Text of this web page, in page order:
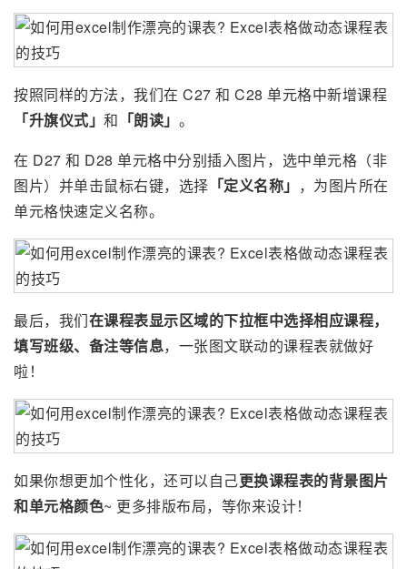
按照同样的方法，我们在 C27 和 C28 单元格中新增课程
「升旗仪式」 和 「朗读」 。
在 D27 和 D28 单元格中分别插入图片，选中单元格（非
图片）并单击鼠标右键，选择 「定义名称」 ，为图片所在
单元格快速定义名称。
最后，我们在课程表显示区域的下拉框中选择相应课程，
填写班级、备注等信息，一张图文联动的课程表就做好
啦！
如果你想更加个性化，还可以自己更换课程表的背景图片
和单元格颜色~ 更多排版布局，等你来设计！